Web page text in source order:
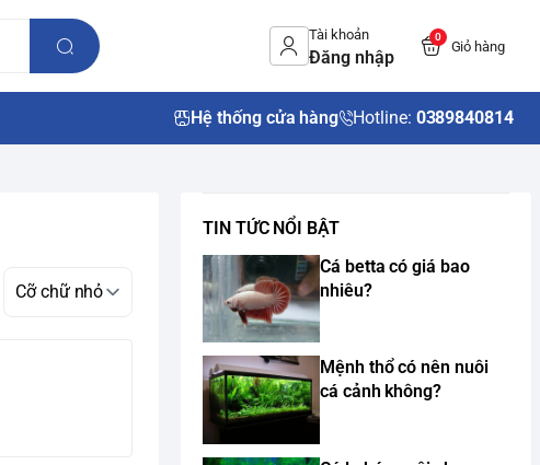
Tài khoản
Đăng nhập
0
Giỏ hàng
Hệ thống cửa hàng Hotline: 0389840814
TIN TỨC NỔI BẬT
Cá betta có giá bao
nhiêu?
Mệnh thổ có nên nuôi
cá cảnh không?